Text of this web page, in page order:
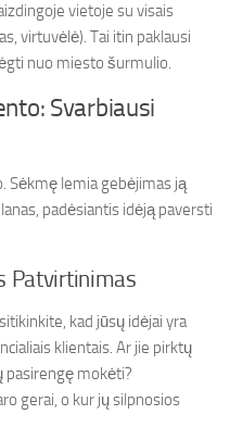
vietoje su visais
virtuvėlė). Tai itin paklausi
nuo miesto šurmulio.
Svarbiausi
Sėkmę lemia gebėjimas ją
padėsiantis idėją paversti
Patvirtinimas
kad jūsų idėjai yra
klientais. Ar jie pirktų
pasirengę mokėti?
gerai, o kur jų silpnosios